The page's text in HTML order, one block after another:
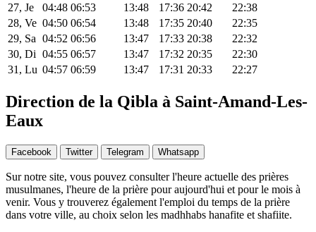
27, Je
04:48 06:53 13:48 17:36 20:42
22:38
28, Ve 04:50 06:54 13:48 17:35 20:40
22:35
29, Sa 04:52 06:56 13:47 17:33 20:38
22:32
30, Di 04:55 06:57 13:47 17:32 20:35
22:30
31, Lu 04:57 06:59 13:47 17:31 20:33 22:27
Direction de la Qibla à Saint-Amand-Les-
Eaux
Facebook Twitter Telegram Whatsapp
Sur notre site, vous pouvez consulter l'heure actuelle des prières
musulmanes, l'heure de la prière pour aujourd'hui et pour le mois à
venir. Vous y trouverez également l'emploi du temps de la prière
dans votre ville, au choix selon les madhhabs hanafite et shafiite.